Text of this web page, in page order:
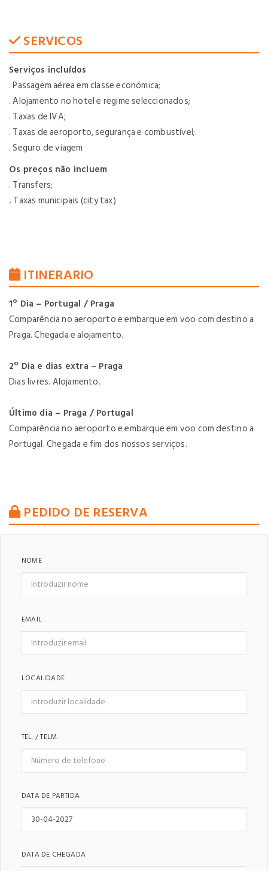
SERVICOS
Serviços incluídos
. Passagem aérea em classe económica;
. Alojamento no hotel e regime seleccionados;
. Taxas de IVA;
. Taxas de aeroporto, segurança e combustível;
. Seguro de viagem
Os preços não incluem
. Transfers;
. Taxas municipais (city tax)
ITINERARIO
1º Dia – Portugal / Praga
Comparência no aeroporto e embarque em voo com destino a
Praga. Chegada e alojamento.
2º Dia e dias extra – Praga
Dias livres. Alojamento.
Último dia – Praga / Portugal
Comparência no aeroporto e embarque em voo com destino a
Portugal. Chegada e fim dos nossos serviços.
PEDIDO DE RESERVA
NOME
EMAIL
LOCALIDADE
TEL. / TELM.
DATA DE PARTIDA
DATA DE CHEGADA